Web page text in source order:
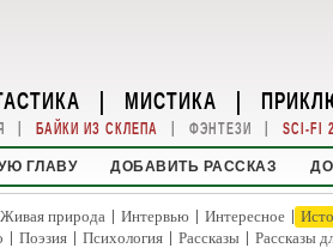
| МИСТИКА |
| БАЙКИ ИЗ СКЛЕПА | ФЭНТЕЗИ | SCI-FI
ГЛАВУ ДОБАВИТЬ РАССКАЗ
Живая природа | Интервью | Интересное |
| Поэзия | Психология | Рассказы | Рассказы